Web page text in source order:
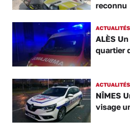
reconnu
ACTUALITÉS
ALÈS
quartier
ACTUALITÉS
NÎMES
visage